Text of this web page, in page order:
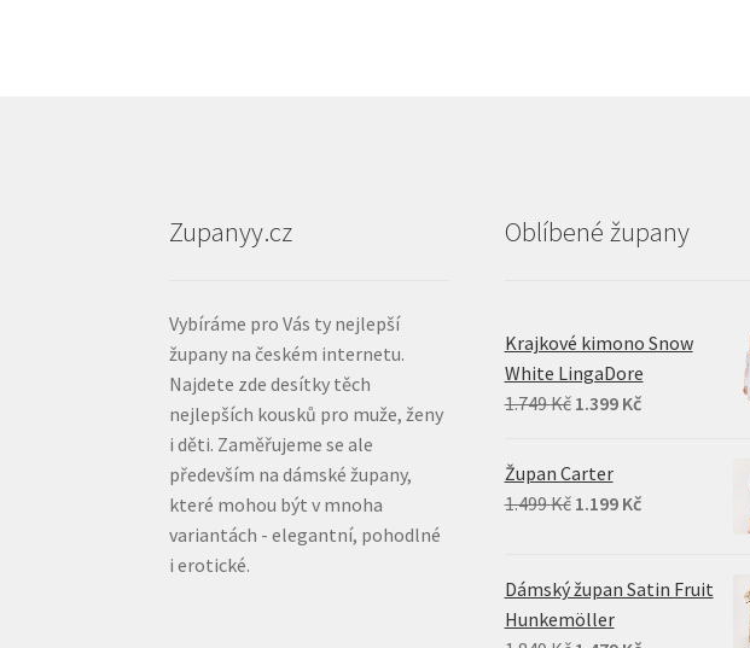
Zupanyy.cz
Vybíráme pro Vás ty nejlepší
župany na českém internetu.
Najdete zde desítky těch
nejlepších kousků pro muže, ženy
i děti. Zaměřujeme se ale
především na dámské župany,
které mohou být v mnoha
variantách - elegantní, pohodlné
i erotické.
Oblíbené župany
Krajkové kimono Snow
White LingaDore
1.749Kč Original
was:
1.749 Kč.
1.399 KčCurrent
1.399 Kč.
Župan Carter
1.499Kč Original
1.499 Kč.
1.199 KčCurrent
1.199 Kč.
Dámský župan Satin Fruit
Hunkemöller